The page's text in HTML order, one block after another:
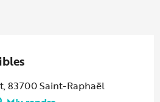
83700 Saint-Raphaël